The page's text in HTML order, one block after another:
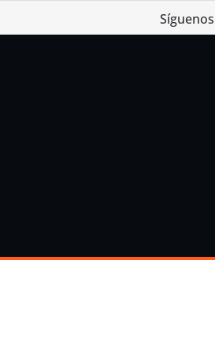
Síguenos